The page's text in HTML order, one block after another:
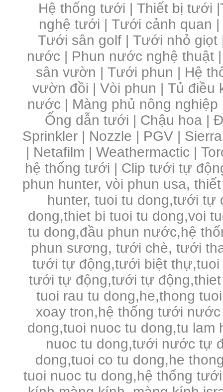
Hệ thống tưới | Thiết bị tưới |
nghệ tưới | Tưới cảnh quan |
Tưới sân golf |Tưới nhỏ giọt
nước | Phun nước nghệ thuật
sân vườn |Tưới phun | Hệ
vườn đồi | Vòi phun | Tủ điều
nước | Màng phủ nông
Ống dẫn tưới | Chậu hoa |
Sprinkler | Nozzle | PGV |
| Netafilm | Weathermactic |
hệ thống tưới | Clip tưới tự
phun hunter, vòi phun usa,
hunter, tuoi tu dong,tưới tự
dong,thiet bi tuoi tu dong,voi
tu dong,đầu phun nước,hệ
phun sương, tưới chè, tưới
tưới tự động,tưới biệt thự,tuoi
tưới tự động,tưới tự
tuoi rau tu dong,he,thong
xoay tron,hệ thống tưới
dong,tuoi nuoc tu dong,tu lam
nuoc tu dong,tưới nước tự
dong,tuoi co tu dong,he
tuoi nuoc tu dong,hệ thống